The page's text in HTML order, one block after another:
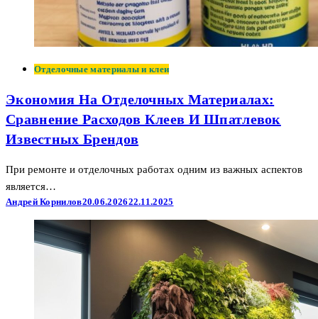
Отделочные материалы и клеи
Экономия На Отделочных Материалах:
Сравнение Расходов Клеев И Шпатлевок
Известных Брендов
При ремонте и отделочных работах одним из важных аспектов
является…
Андрей Корнилов20.06.202622.11.2025